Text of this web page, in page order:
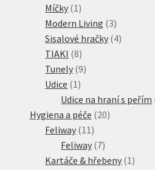
Míčky 11
produkt
Modern Living 33
produkty
Sisalové hračky 44
TIAKI 88
produktů
Tunely 99
Udice 11
produkt
Udice na hraní s peřím
Hygiena a péče 2020
Feliway 1111
produktů
Feliway 77
produktů
Kartáče & hřebeny 11